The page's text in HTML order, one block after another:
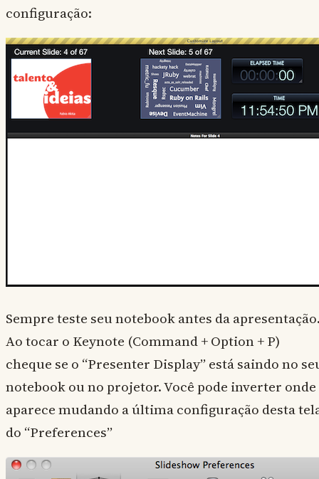
configuração:
Sempre teste seu notebook antes da
Ao tocar o Keynote (Command + Option + P)
cheque se o “Presenter Display” está saindo no
notebook ou no projetor. Você pode inverter onde
aparece mudando a última configuração desta
do “Preferences”